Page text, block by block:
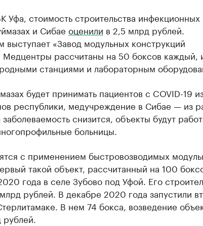
Уфа, стоимость строительства инфекционных
и Сибае оценили в 2,5 млрд рублей.
выступает «Завод модульных конструкций
рассчитаны на 50 боксов каждый,
станциями и лабораторным
будет принимать пациентов с COVID-19
республики, медучреждение в Сибае — из
снизится, объекты будут
больницы.
с применением быстровозводимых
такой объект, рассчитанный на 100
года в селе Зубово под Уфой. Его
рублей. В декабре 2020 года запустили
В нем 74 бокса, возведение